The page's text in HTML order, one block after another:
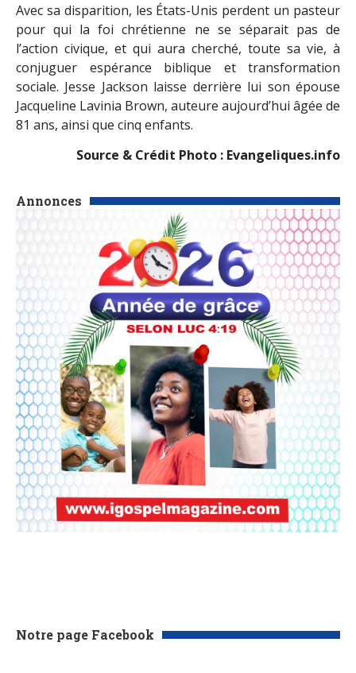
Annonces
Notre page Facebook
Avec sa disparition, les États-Unis perdent un pasteur
pour qui la foi chrétienne ne se séparait pas de
l’action civique, et qui aura cherché, toute sa vie, à
conjuguer espérance biblique et transformation
sociale. Jesse Jackson laisse derrière lui son épouse
Jacqueline Lavinia Brown, auteure aujourd’hui âgée de
81 ans, ainsi que cinq enfants.
Source & Crédit Photo : Evangeliques.info